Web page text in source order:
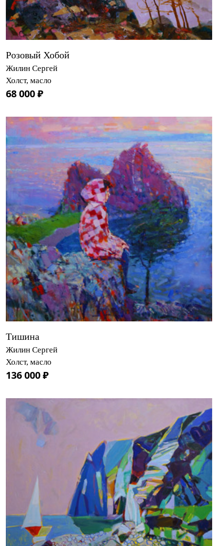
Розовый Хобой
Жилин Сергей
Холст, масло
68 000 ₽
Тишина
Жилин Сергей
Холст, масло
136 000 ₽